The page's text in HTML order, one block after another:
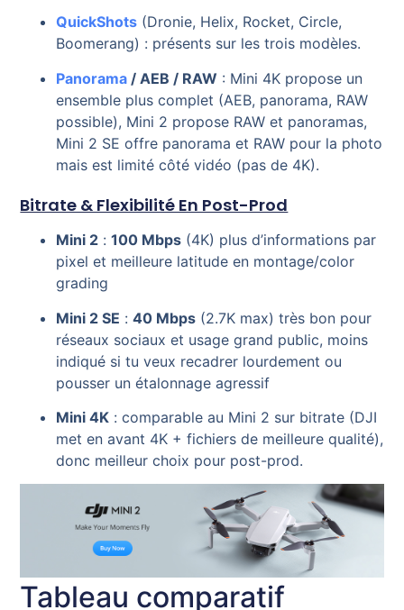
QuickShots (Dronie, Helix, Rocket, Circle,
Boomerang) : présents sur les trois modèles.
Panorama / AEB / RAW : Mini 4K propose un
ensemble plus complet (AEB, panorama, RAW
possible), Mini 2 propose RAW et panoramas,
Mini 2 SE offre panorama et RAW pour la photo
mais est limité côté vidéo (pas de 4K).
Bitrate & Flexibilité En Post-Prod
Mini 2 :100 Mbps (4K) plus d’informations par
pixel et meilleure latitude en montage/color
grading
Mini 2 SE :40 Mbps (2.7K max) très bon pour
réseaux sociaux et usage grand public, moins
indiqué si tu veux recadrer lourdement ou
pousser un étalonnage agressif
Mini 4K : comparable au Mini 2 sur bitrate (DJI
met en avant 4K + fichiers de meilleure qualité),
donc meilleur choix pour post-prod.
Tableau comparatif